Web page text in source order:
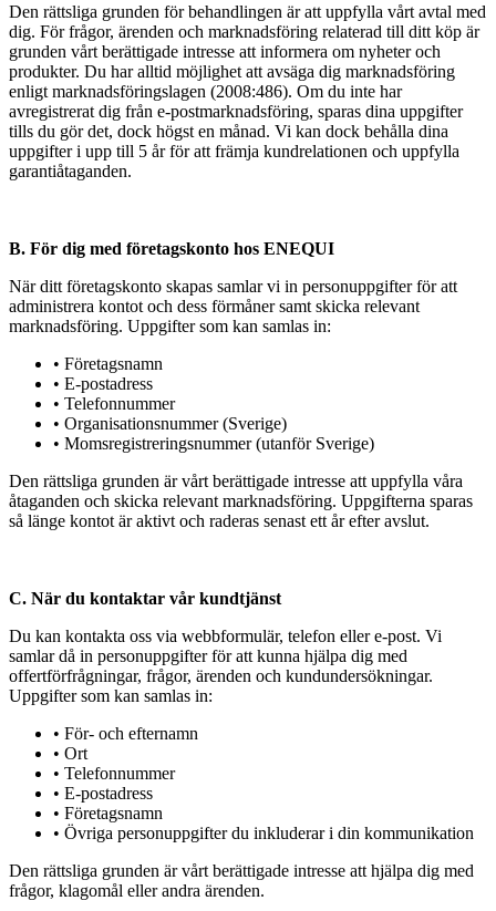
Den rättsliga grunden för behandlingen är att uppfylla vårt avtal med
dig. För frågor, ärenden och marknadsföring relaterad till ditt köp är
grunden vårt berättigade intresse att informera om nyheter och
produkter. Du har alltid möjlighet att avsäga dig marknadsföring
enligt marknadsföringslagen (2008:486). Om du inte har
avregistrerat dig från e-postmarknadsföring, sparas dina uppgifter
tills du gör det, dock högst en månad. Vi kan dock behålla dina
uppgifter i upp till 5 år för att främja kundrelationen och uppfylla
garantiåtaganden.
B. För dig med företagskonto hos ENEQUI
När ditt företagskonto skapas samlar vi in personuppgifter för att
administrera kontot och dess förmåner samt skicka relevant
marknadsföring. Uppgifter som kan samlas in:
• Företagsnamn
• E-postadress
• Telefonnummer
• Organisationsnummer (Sverige)
• Momsregistreringsnummer (utanför Sverige)
Den rättsliga grunden är vårt berättigade intresse att uppfylla våra
åtaganden och skicka relevant marknadsföring. Uppgifterna sparas
så länge kontot är aktivt och raderas senast ett år efter avslut.
C. När du kontaktar vår kundtjänst
Du kan kontakta oss via webbformulär, telefon eller e-post. Vi
samlar då in personuppgifter för att kunna hjälpa dig med
offertförfrågningar, frågor, ärenden och kundundersökningar.
Uppgifter som kan samlas in:
• För- och efternamn
• Ort
• Telefonnummer
• E-postadress
• Företagsnamn
• Övriga personuppgifter du inkluderar i din kommunikation
Den rättsliga grunden är vårt berättigade intresse att hjälpa dig med
frågor, klagomål eller andra ärenden.